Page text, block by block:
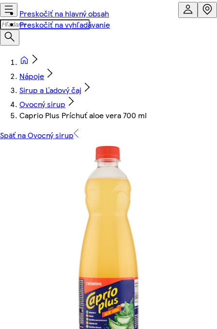
Preskočiť na hlavný obsah
Preskočiť na vyhľadávanie
Nápoje
Sirup a Ľadový čaj
Ovocný sirup
Caprio Plus Príchuť aloe vera 700 ml
Späť na Ovocný sirup